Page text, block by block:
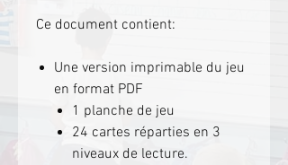
Ce document contient:
Une version imprimable du jeu
en format PDF
1 planche de jeu
24 cartes réparties en 3
niveaux de lecture.